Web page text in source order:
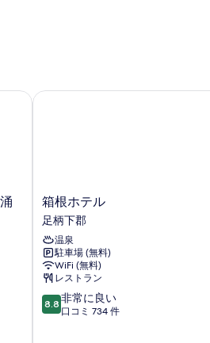
箱
根
ホ
テ
ル
足
柄
下
郡
箱根ホテル
足柄下郡
温泉
駐車場 (無料)
WiFi (無料)
レストラン
10
段
8.8 非常に良い
口コミ 734 件
箱根ホテル